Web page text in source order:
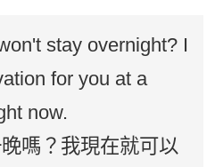
stay overnight? I
for you at a
now.
嗎？我現在就可以